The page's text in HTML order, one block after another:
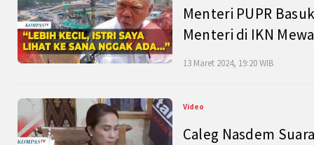
Menteri PUPR
Menteri di IKN
13 Maret 2024, 19:20 WIB
Video
Caleg Nasdem